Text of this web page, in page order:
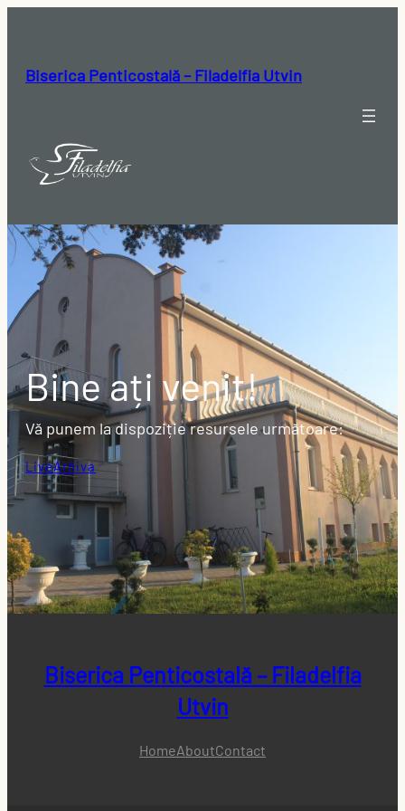
Biserica Penticostală – Filadelfia Utvin
Bine ați venit!
Vă punem la dispoziție resursele următoare:
LiveArhiva
Biserica Penticostală – Filadelfia
Utvin
HomeAboutContact